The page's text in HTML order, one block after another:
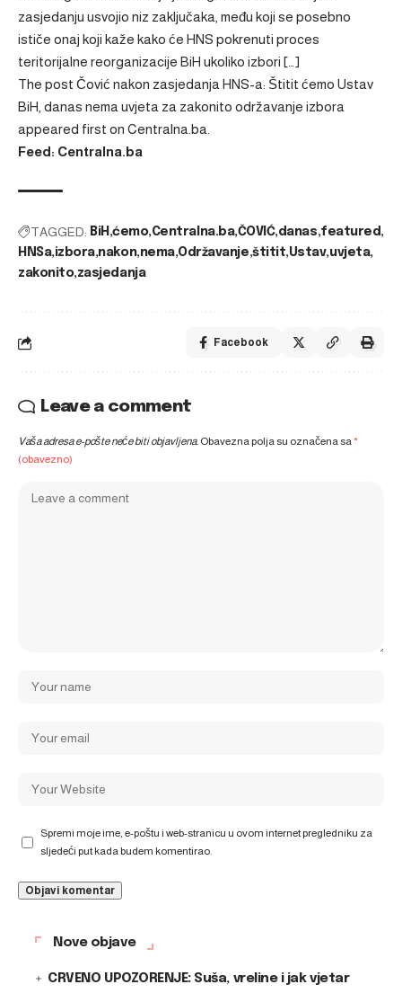
zasjedanju usvojio niz zaključaka, među koji se posebno
ističe onaj koji kaže kako će HNS pokrenuti proces
teritorijalne reorganizacije BiH ukoliko izbori […]
The post Čović nakon zasjedanja HNS-a: Štitit ćemo Ustav
BiH, danas nema uvjeta za zakonito održavanje izbora
appeared first on Centralna.ba
Feed: Centralna.ba
TAGGED: BiH ćemo Centralna.ba ČOVIĆ danas featured
HNSa izbora nakon nema Održavanje štitit Ustav uvjeta
zakonito zasjedanja
Facebook
Leave a comment
Vaša adresa e-pošte neće biti objavljena. Obavezna polja su označena sa*
(obavezno)
Spremi moje ime, e-poštu i web-stranicu u ovom internet pregledniku za
sljedeći put kada budem komentirao.
Nove objave
CRVENO UPOZORENJE: Suša, vreline i jak vjetar